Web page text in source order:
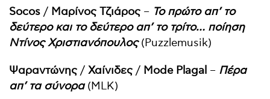
Socos / Μαρίνος Τζιάρος – Το πρώτο απ’ το
δεύτερο και το δεύτερο απ’ το τρίτο… ποίηση
Ντίνος Χριστιανόπουλος(Puzzlemusik)
Ψαραντώνης / Χαίνιδες / Mode Plagal – Πέρα
απ’ τα σύνορα(MLK)